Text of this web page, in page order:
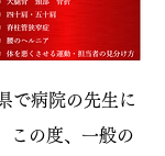
で病院の先生に
この度、一般の